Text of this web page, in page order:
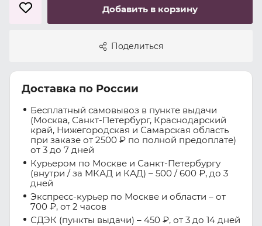
Добавить в корзину
Поделиться
Доставка по России
Бесплатный самовывоз в пункте выдачи
(Москва, Санкт-Петербург, Краснодарский
край, Нижегородская и Самарская область
при заказе от 2500 ₽ по полной предоплате)
от 3 до 7 дней
Курьером по Москве и Санкт-Петербургу
(внутри / за МКАД и КАД) – 500 / 600 ₽, до 3
дней
Экспресс-курьер по Москве и области – от
700 ₽, от 2 часов
СДЭК (пункты выдачи) – 450 ₽, от 3 до 14 дней